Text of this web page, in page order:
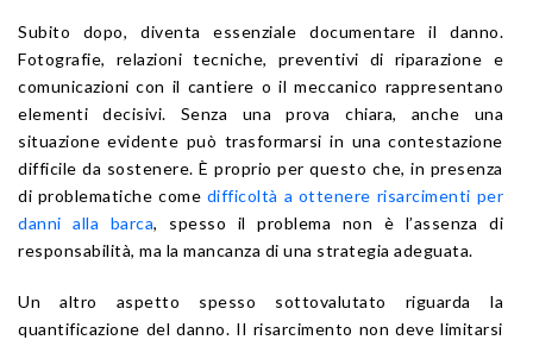
Subito dopo, diventa essenziale documentare il danno.
Fotografie, relazioni tecniche, preventivi di riparazione e
comunicazioni con il cantiere o il meccanico rappresentano
elementi decisivi. Senza una prova chiara, anche una
situazione evidente può trasformarsi in una contestazione
difficile da sostenere. È proprio per questo che, in presenza
di problematiche come difficoltà a ottenere risarcimenti per
danni alla barca, spesso il problema non è l’assenza di
responsabilità, ma la mancanza di una strategia adeguata.
Un altro aspetto spesso sottovalutato riguarda la
quantificazione del danno. Il risarcimento non deve limitarsi